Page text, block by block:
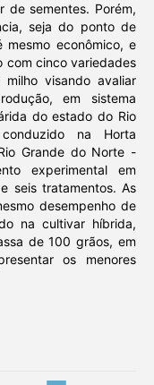
de sementes. Porém,
seja do ponto de
econômico, e
com cinco variedades
visando avaliar
em sistema
do estado do Rio
na Horta
Grande do Norte -
experimental em
seis tratamentos. As
desempenho de
na cultivar híbrida,
de 100 grãos, em
os menores